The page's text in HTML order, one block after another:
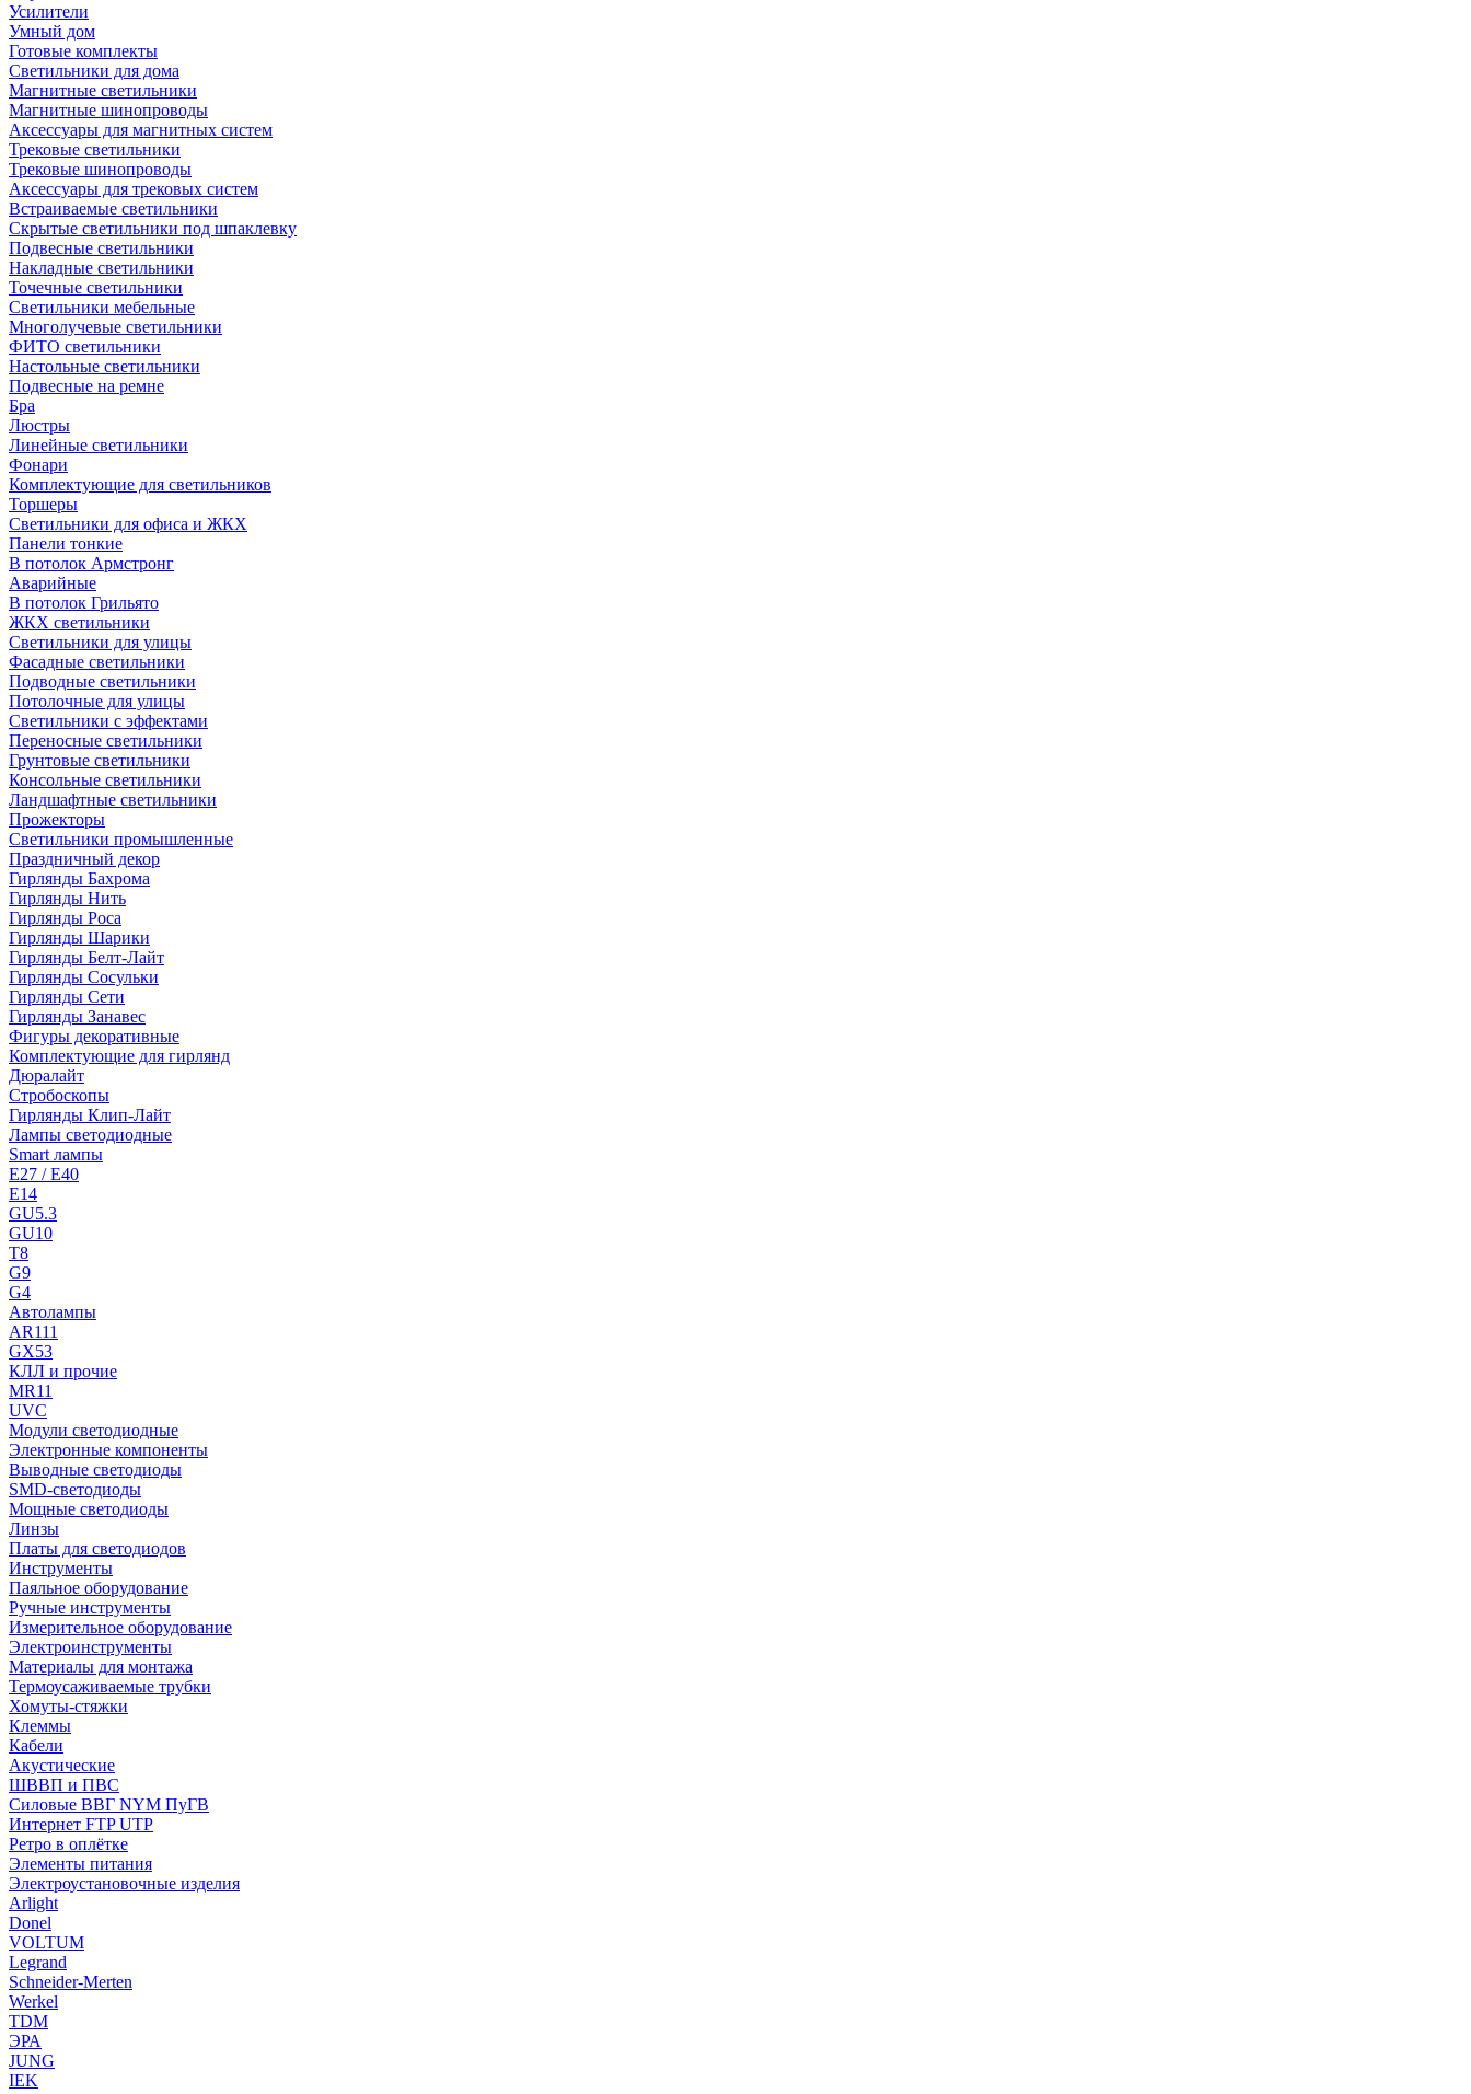
Усилители
Умный дом
Готовые комплекты
Светильники для дома
Магнитные светильники
Магнитные шинопроводы
Аксессуары для магнитных систем
Трековые светильники
Трековые шинопроводы
Аксессуары для трековых систем
Встраиваемые светильники
Скрытые светильники под шпаклевку
Подвесные светильники
Накладные светильники
Точечные светильники
Светильники мебельные
Многолучевые светильники
ФИТО светильники
Настольные светильники
Подвесные на ремне
Бра
Люстры
Линейные светильники
Фонари
Комплектующие для светильников
Торшеры
Светильники для офиса и ЖКХ
Панели тонкие
В потолок Армстронг
Аварийные
В потолок Грильято
ЖКХ светильники
Светильники для улицы
Фасадные светильники
Подводные светильники
Потолочные для улицы
Светильники с эффектами
Переносные светильники
Грунтовые светильники
Консольные светильники
Ландшафтные светильники
Прожекторы
Светильники промышленные
Праздничный декор
Гирлянды Бахрома
Гирлянды Нить
Гирлянды Роса
Гирлянды Шарики
Гирлянды Белт-Лайт
Гирлянды Сосульки
Гирлянды Сети
Гирлянды Занавес
Фигуры декоративные
Комплектующие для гирлянд
Дюралайт
Стробоскопы
Гирлянды Клип-Лайт
Лампы светодиодные
Smart лампы
E27 / E40
E14
GU5.3
GU10
T8
G9
G4
Автолампы
AR111
GX53
КЛЛ и прочие
MR11
UVC
Модули светодиодные
Электронные компоненты
Выводные светодиоды
SMD-светодиоды
Мощные светодиоды
Линзы
Платы для светодиодов
Инструменты
Паяльное оборудование
Ручные инструменты
Измерительное оборудование
Электроинструменты
Материалы для монтажа
Термоусаживаемые трубки
Хомуты-стяжки
Клеммы
Кабели
Акустические
ШВВП и ПВС
Силовые ВВГ NYM ПуГВ
Интернет FTP UTP
Ретро в оплётке
Элементы питания
Электроустановочные изделия
Arlight
Donel
VOLTUM
Legrand
Schneider-Merten
Werkel
TDM
ЭРА
JUNG
IEK